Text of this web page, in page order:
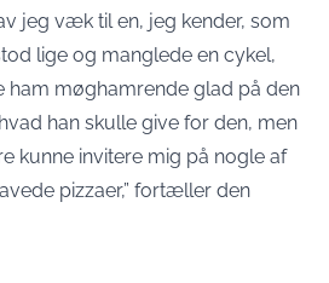
jeg væk til en, jeg kender, som
lige og manglede en cykel,
ham møghamrende glad på den
han skulle give for den, men
kunne invitere mig på nogle af
pizzaer,” fortæller den